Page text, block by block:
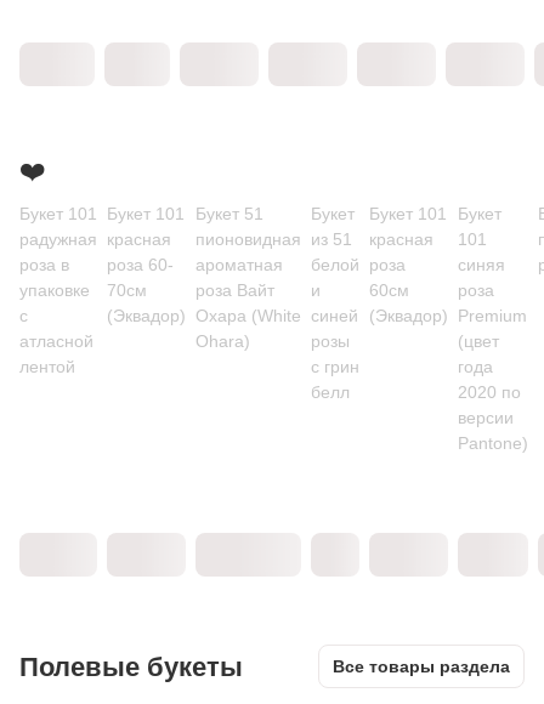
❤️
Букет 101
радужная
роза в
упаковке
с
атласной
лентой
Букет 101
красная
роза 60-
70см
(Эквадор)
Букет 51
пионовидная
ароматная
роза Вайт
Охара (White
Ohara)
Букет
из 51
белой
и
синей
розы
с грин
белл
Букет 101
красная
роза
60см
(Эквадор)
Букет
101
синяя
роза
Premium
(цвет
года
2020 по
версии
Pantone)
Полевые букеты Все товары раздела